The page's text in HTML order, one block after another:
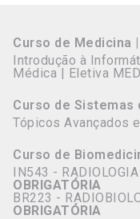
Curso de Medicina |
Introdução à
Médica | Eletiva
Curso de Sistemas
Tópicos Avançados
Curso de
IN543 -
OBRIGATÓRIA
BR223 -
OBRIGATÓRIA